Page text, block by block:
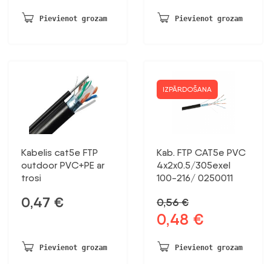
Pievienot grozam Pievienot grozam
Kabelis cat5e FTP
outdoor PVC+PE ar
trosi
0,47 €
Pievienot grozam
IZPĀRDOŠANA
Kab. FTP CAT5e PVC
4x2x0.5/305exel
100-216/ 0250011
0,56€
Sākotnējā
bija:
0,48 €
ir:
Pievienot grozam